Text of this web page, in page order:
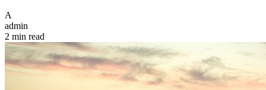
A
admin
2 min read